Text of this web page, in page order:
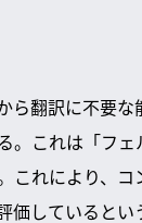
ら翻訳に不要
。これは「フ
これにより、
しているとい